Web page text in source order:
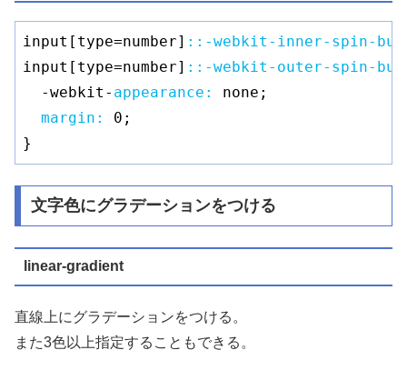
input[type=number] : :-webkit-inner-spin-
input[type=number] : :-webkit-outer-spin-
  -webkit-
appearance:
none;
margin:
0 ;
}
文字色にグラデーションをつける
linear-gradient
直線上にグラデーションをつける。
また3色以上指定することもできる。